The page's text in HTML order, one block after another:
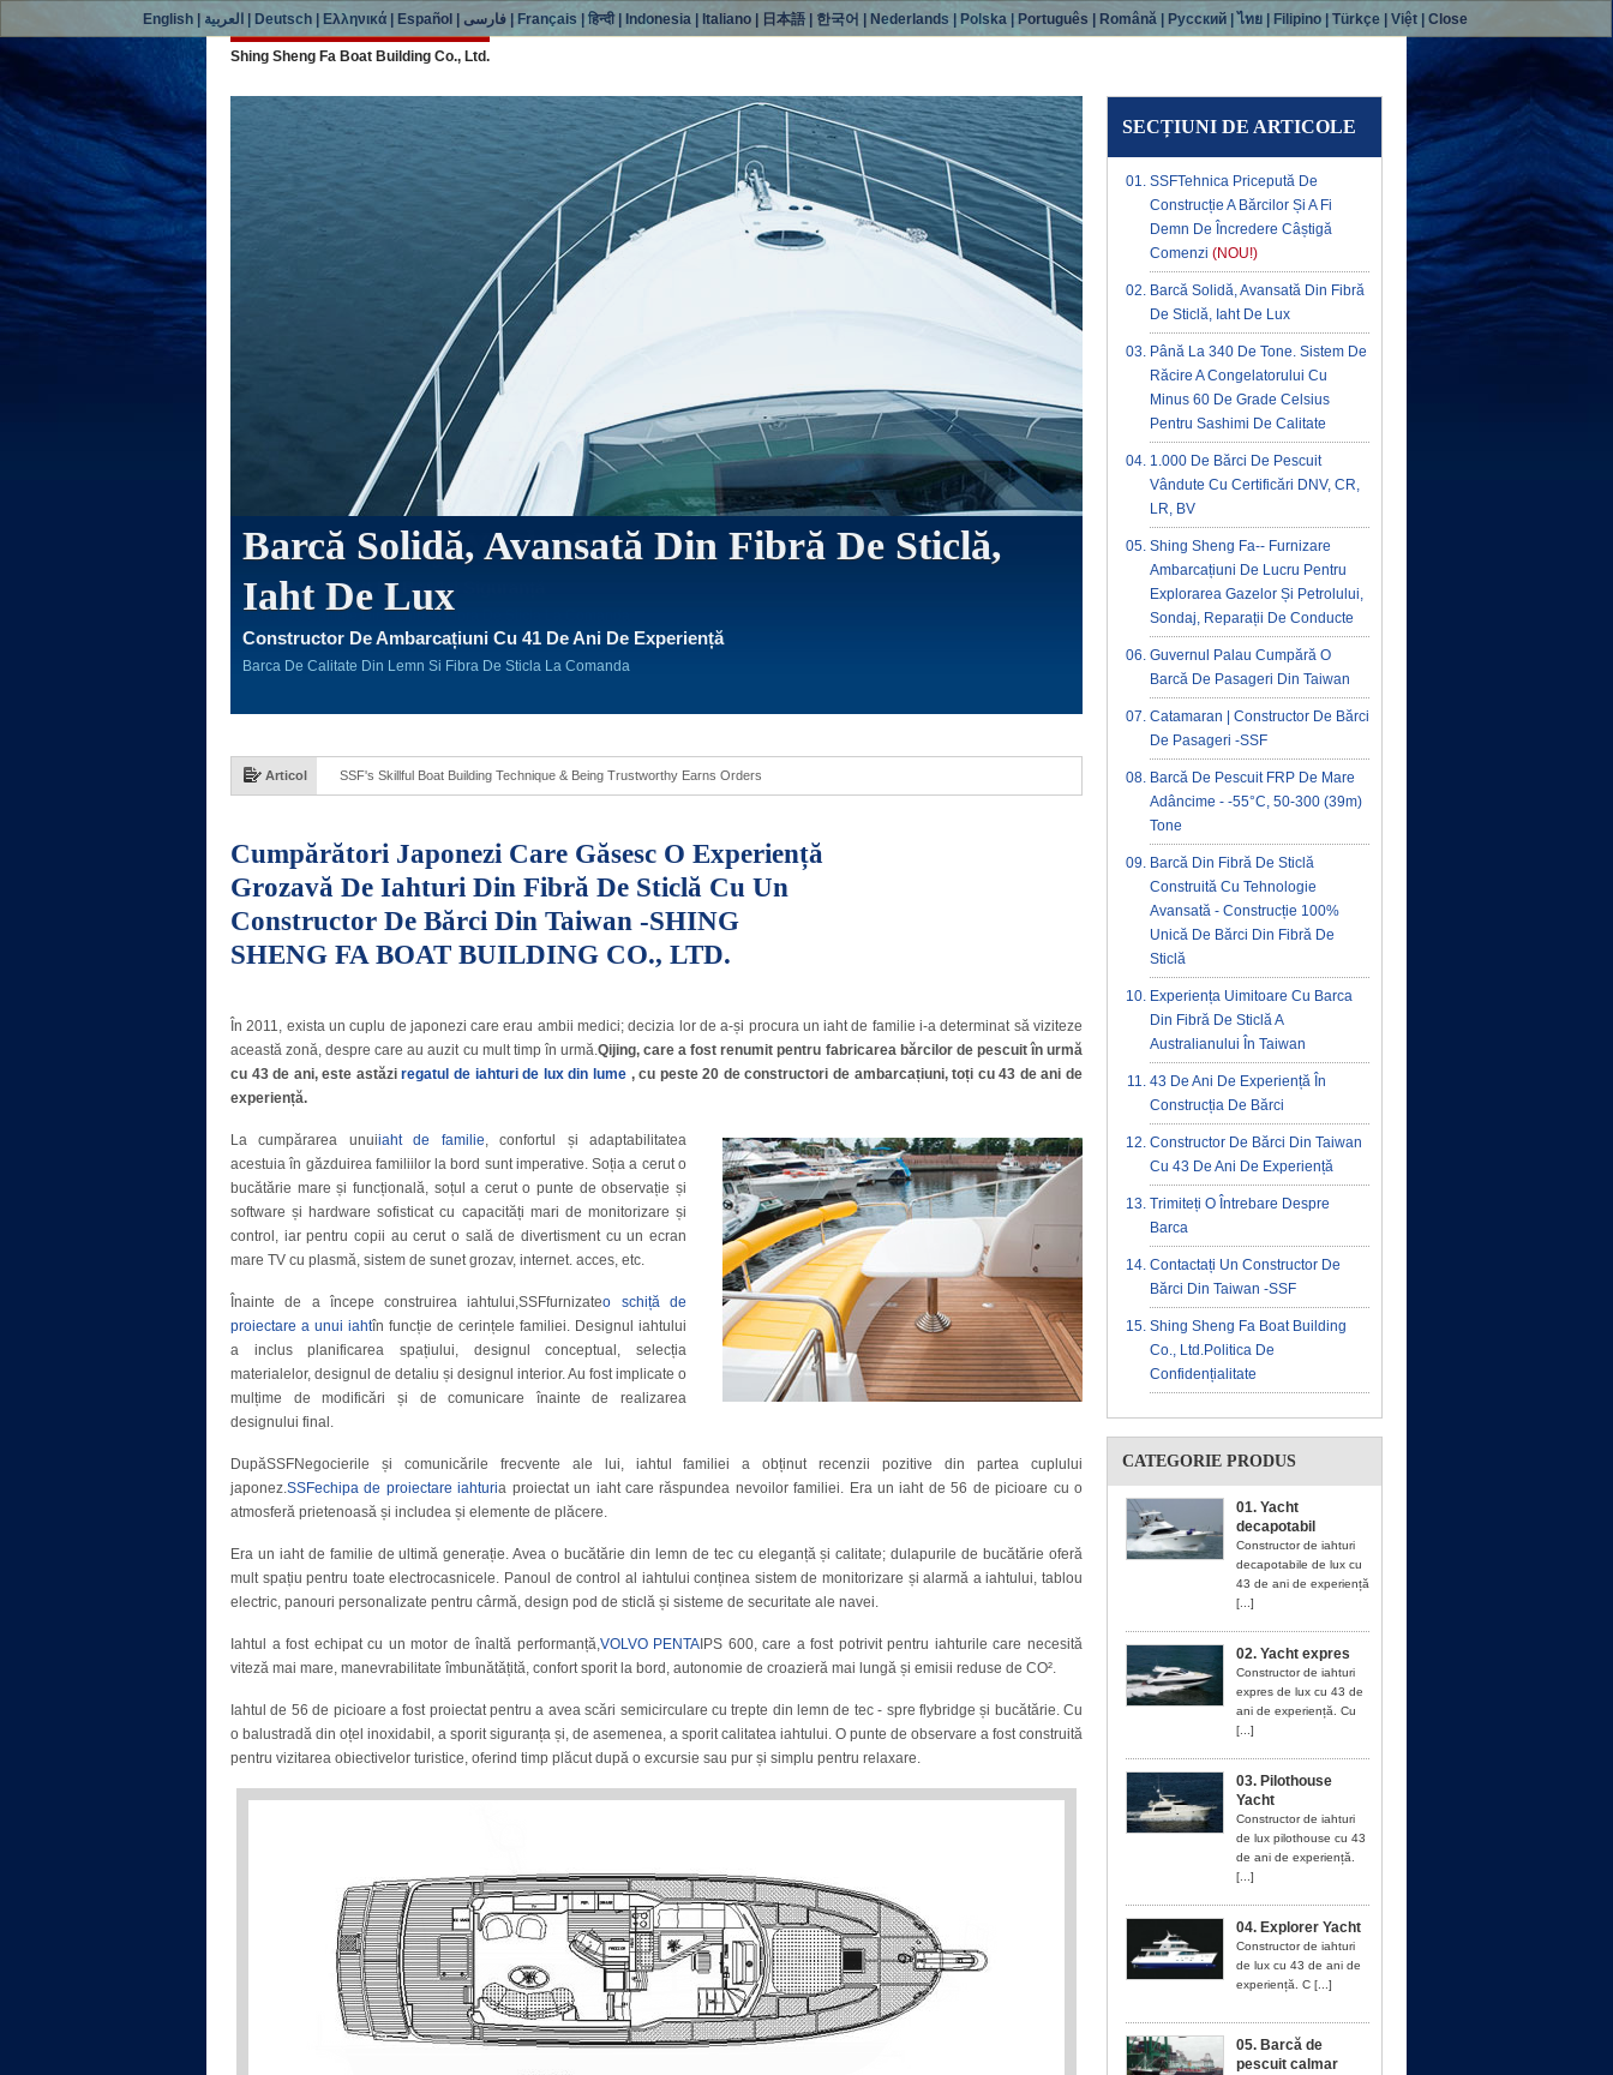
Shing Sheng Fa Boat Building Co., Ltd.
Barcă Solidă, Avansată Din Fibră De Sticlă,
Iaht De Lux
Constructor De Ambarcațiuni Cu 41 De Ani De Experiență
Barca De Calitate Din Lemn Si Fibra De Sticla La Comanda
Articol Solid, Advanced Fiberglass Boat, Luxury Yacht
Cumpărători Japonezi Care Găsesc O Experiență
Grozavă De Iahturi Din Fibră De Sticlă Cu Un
Constructor De Bărci Din Taiwan -SHING
SHENG FA BOAT BUILDING CO., LTD.
În 2011, exista un cuplu de japonezi care erau ambii medici; decizia lor de a-și procura un iaht de familie i-a determinat să viziteze
această zonă, despre care au auzit cu mult timp în urmă.Qijing, care a fost renumit pentru fabricarea bărcilor de pescuit în urmă
cu 43 de ani, este astăziregatul de iahturi de lux din lume, cu peste 20 de constructori de ambarcațiuni, toți cu 43 de ani de
experiență.
La cumpărarea unuiiaht de familie, confortul și adaptabilitatea
acestuia în găzduirea familiilor la bord sunt imperative. Soția a cerut o
bucătărie mare și funcțională, soțul a cerut o punte de observație și
software și hardware sofisticat cu capacități mari de monitorizare și
control, iar pentru copii au cerut o sală de divertisment cu un ecran
mare TV cu plasmă, sistem de sunet grozav, internet. acces, etc.
Înainte de a începe construirea iahtului,SSFfurnizateo schiță de
proiectare a unui iahtîn funcție de cerințele familiei. Designul iahtului
a inclus planificarea spațiului, designul conceptual, selecția
materialelor, designul de detaliu și designul interior. Au fost implicate o
mulțime de modificări și de comunicare înainte de realizarea
designului final.
DupăSSFNegocierile și comunicările frecvente ale lui, iahtul familiei a obținut recenzii pozitive din partea cuplului
japonez.SSFechipa de proiectare iahturia proiectat un iaht care răspundea nevoilor familiei. Era un iaht de 56 de picioare cu o
atmosferă prietenoasă și includea și elemente de plăcere.
Era un iaht de familie de ultimă generație. Avea o bucătărie din lemn de tec cu eleganță și calitate; dulapurile de bucătărie oferă
mult spațiu pentru toate electrocasnicele. Panoul de control al iahtului conținea sistem de monitorizare și alarmă a iahtului, tablou
electric, panouri personalizate pentru cârmă, design pod de sticlă și sisteme de securitate ale navei.
Iahtul a fost echipat cu un motor de înaltă performanță,VOLVO PENTA IPS 600, care a fost potrivit pentru iahturile care necesită
viteză mai mare, manevrabilitate îmbunătățită, confort sporit la bord, autonomie de croazieră mai lungă și emisii reduse de CO².
Iahtul de 56 de picioare a fost proiectat pentru a avea scări semicirculare cu trepte din lemn de tec - spre flybridge și bucătărie. Cu
o balustradă din oțel inoxidabil, a sporit siguranța și, de asemenea, a sporit calitatea iahtului. O punte de observare a fost construită
pentru vizitarea obiectivelor turistice, oferind timp plăcut după o excursie sau pur și simplu pentru relaxare.
SECȚIUNI DE ARTICOLE
SSFTehnica Pricepută De
Construcție A Bărcilor Și A Fi
Demn De Încredere Câștigă
Comenzi (NOU!)
Barcă Solidă, Avansată Din Fibră
De Sticlă, Iaht De Lux
Până La 340 De Tone. Sistem De
Răcire A Congelatorului Cu
Minus 60 De Grade Celsius
Pentru Sashimi De Calitate
1.000 De Bărci De Pescuit
Vândute Cu Certificări DNV, CR,
LR, BV
Shing Sheng Fa-- Furnizare
Ambarcațiuni De Lucru Pentru
Explorarea Gazelor Și Petrolului,
Sondaj, Reparații De Conducte
Guvernul Palau Cumpără O
Barcă De Pasageri Din Taiwan
Catamaran | Constructor De Bărci
De Pasageri -SSF
Barcă De Pescuit FRP De Mare
Adâncime - -55°C, 50-300 (39m)
Tone
Barcă Din Fibră De Sticlă
Construită Cu Tehnologie
Avansată - Construcție 100%
Unică De Bărci Din Fibră De
Sticlă
Experiența Uimitoare Cu Barca
Din Fibră De Sticlă A
Australianului În Taiwan
43 De Ani De Experiență În
Construcția De Bărci
Constructor De Bărci Din Taiwan
Cu 43 De Ani De Experiență
Trimiteți O Întrebare Despre
Barca
Contactați Un Constructor De
Bărci Din Taiwan -SSF
Shing Sheng Fa Boat Building
Co., Ltd.Politica De
Confidențialitate
CATEGORIE PRODUS
01. Yacht
decapotabil
Constructor de iahturi
decapotabile de lux cu
43 de ani de experiență
[...]
02. Yacht expres
Constructor de iahturi
expres de lux cu 43 de
ani de experiență. Cu
[...]
03. Pilothouse
Yacht
Constructor de iahturi
de lux pilothouse cu 43
de ani de experiență.
[...]
04. Explorer Yacht
Constructor de iahturi
de lux cu 43 de ani de
experiență. C [...]
05. Barcă de
pescuit calmar
English العربية Deutsch Ελληνικά Español |فارسی Français |हिन्दी| Indonesia Italiano 日本語 한국어 Nederlands Polska Português Română Русский |ไทย Filipino |Türkçe |Việt |Close